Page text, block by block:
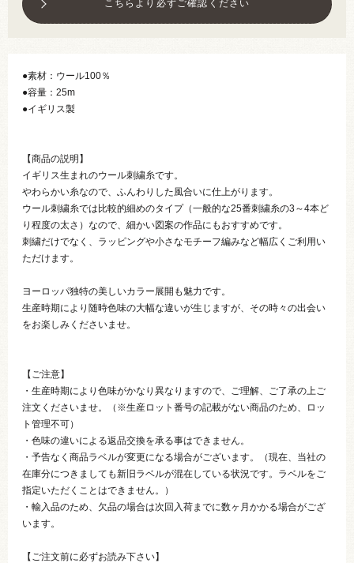
こちらより必ずご確認ください
●素材：ウール100％
●容量：25m
●イギリス製
【商品の説明】
イギリス生まれのウール刺繍糸です。
やわらかい糸なので、ふんわりした風合いに仕上がります。
ウール刺繍糸では比較的細めのタイプ（一般的な25番刺繍糸の3～4本ど
り程度の太さ）なので、細かい図案の作品にもおすすめです。
刺繍だけでなく、ラッピングや小さなモチーフ編みなど幅広くご利用い
ただけます。
ヨーロッパ独特の美しいカラー展開も魅力です。
生産時期により随時色味の大幅な違いが生じますが、その時々の出会い
をお楽しみくださいませ。
【ご注意】
・生産時期により色味がかなり異なりますので、ご理解、ご了承の上ご
注文くださいませ。（※生産ロット番号の記載がない商品のため、ロッ
ト管理不可）
・色味の違いによる返品交換を承る事はできません。
・予告なく商品ラベルが変更になる場合がございます。（現在、当社の
在庫分につきましても新旧ラベルが混在している状況です。ラベルをご
指定いただくことはできません。）
・輸入品のため、欠品の場合は次回入荷までに数ヶ月かかる場合がござ
います。
【ご注文前に必ずお読み下さい】